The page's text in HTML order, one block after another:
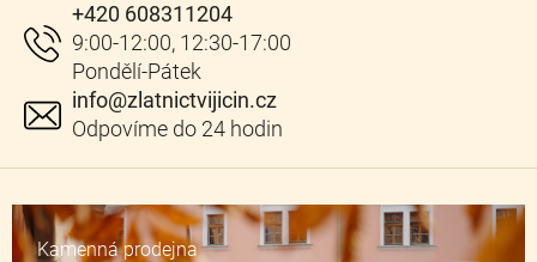
info@zlatnictvijicin.cz
+420 608311204
Kamenná prodejna